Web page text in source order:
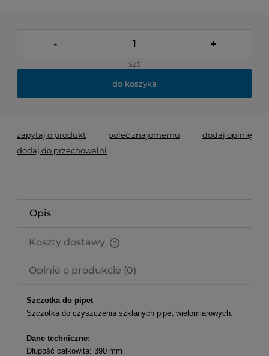
- +
szt
do koszyka
zapytaj o produkt poleć znajomemu
dodaj opinię
dodaj do przechowalni
Opis
Koszty dostawy
Opinie o produkcie (0)
Szczotka do pipet
Szczotka do czyszczenia szklanych pipet wielomiarowych.
Dane techniczne:
Długość całkowita: 390 mm